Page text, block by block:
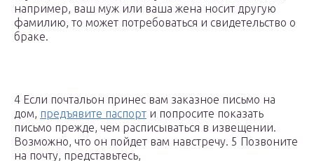
например, ваш муж или ваша жена носит другую
фамилию, то может потребоваться и свидетельство о
браке.
4 Если почтальон принес вам заказное письмо на
дом, предъявите паспорт и попросите показать
письмо прежде, чем расписываться в извещении.
Возможно, что он пойдет вам навстречу. 5 Позвоните
на почту, представьтесь,